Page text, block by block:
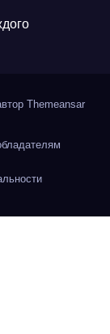
Themeansar